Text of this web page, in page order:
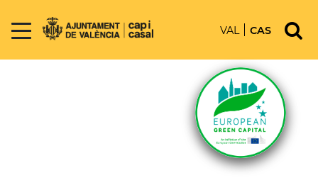
VAL CAS